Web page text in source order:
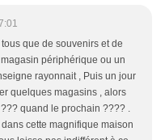
que de souvenirs et de
périphérique ou un
rayonnait , Puis un jour
quelques magasins , alors
quand le prochain ???? .
cette magnifique maison